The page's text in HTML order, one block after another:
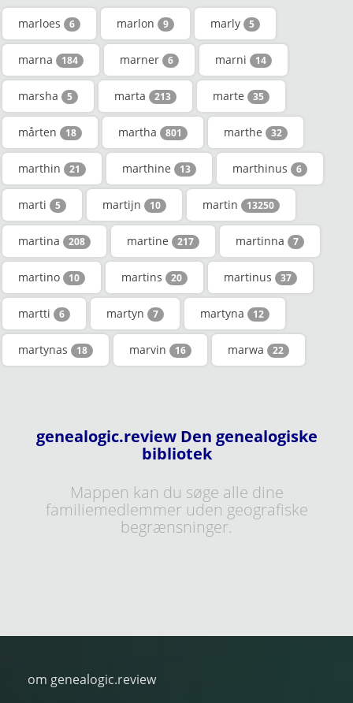
marloes 6 marlon 9 marly 5
marna 184 marner 6 marni 14
marsha 5 marta 213 marte 35
mårten 18 martha 801 marthe 32
marthin 21 marthine 13 marthinus 6
marti 5 martijn 10 martin 13250
martina 208 martine 217 martinna 7
martino 10 martins 20 martinus 37
martti 6 martyn 7 martyna 12
martynas 18 marvin 16 marwa 22
genealogic.review Den genealogiske
bibliotek
Mappen kan du søge alle dine
familiemedlemmer uden geografiske
begrænsninger.
om genealogic.review